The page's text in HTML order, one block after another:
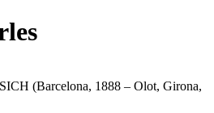
(Barcelona, 1888 – Olot, Girona,